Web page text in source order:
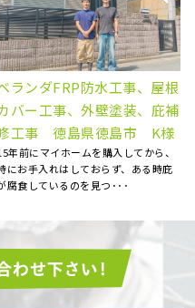
根塗装、棟板金交換、外壁
装 徳島県徳島市 N様
社くらい提案を聞きましたが、明ホー
プランさんが一番丁寧にご対応くだ
いました。 職人さん･･･